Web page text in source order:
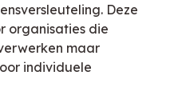
Deze
organisaties die
maar
individuele